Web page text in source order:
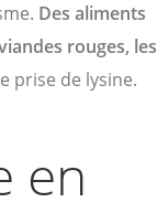
Des aliments
rouges, les
prise de lysine.
en